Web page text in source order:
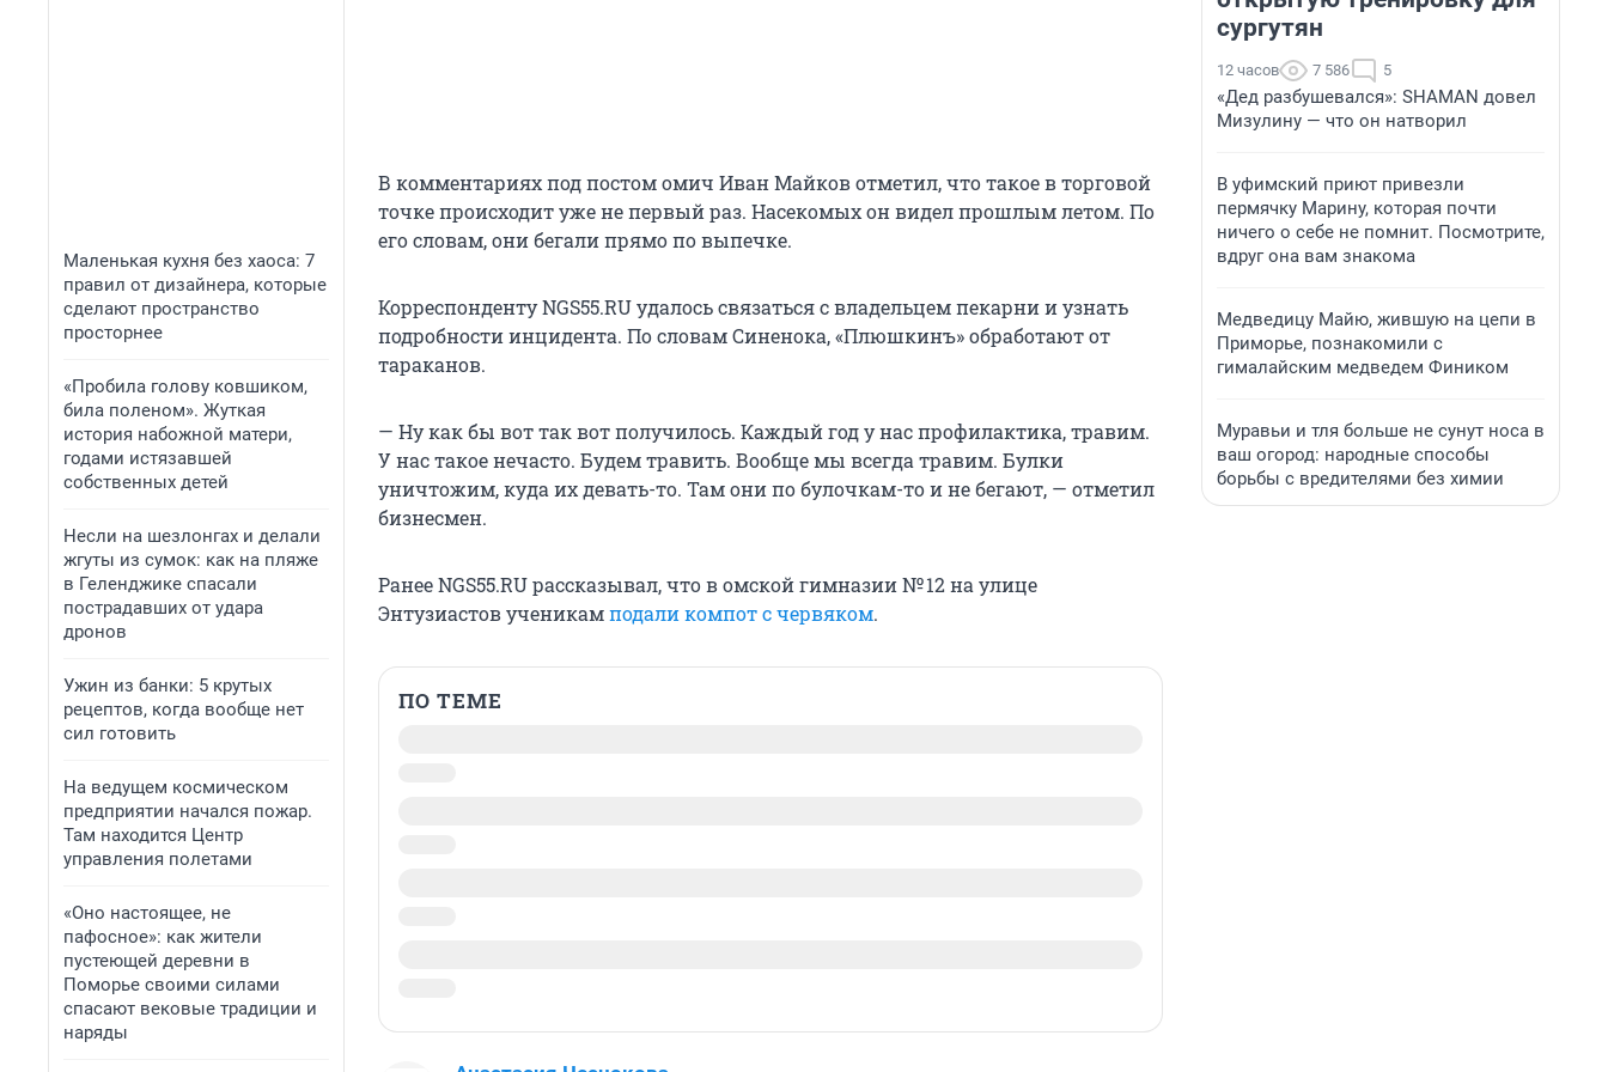
Маленькая кухня без хаоса: 7
правил от дизайнера, которые
сделают пространство
просторнее
«Пробила голову ковшиком,
била поленом». Жуткая
история набожной матери,
годами истязавшей
собственных детей
Несли на шезлонгах и делали
жгуты из сумок: как на пляже
в Геленджике спасали
пострадавших от удара
дронов
Ужин из банки: 5 крутых
рецептов, когда вообще нет
сил готовить
На ведущем космическом
предприятии начался пожар.
Там находится Центр
управления полетами
«Оно настоящее, не
пафосное»: как жители
пустеющей деревни в
Поморье своими силами
спасают вековые традиции и
наряды
В комментариях под постом омич Иван Майков отметил, что такое в торговой
точке происходит уже не первый раз. Насекомых он видел прошлым летом. По
его словам, они бегали прямо по выпечке.
Корреспонденту NGS55.RU удалось связаться с владельцем пекарни и узнать
подробности инцидента. По словам Синенока, «Плюшкинъ» обработают от
тараканов.
— Ну как бы вот так вот получилось. Каждый год у нас профилактика, травим.
У нас такое нечасто. Будем травить. Вообще мы всегда травим. Булки
уничтожим, куда их девать-то. Там они по булочкам-то и не бегают, — отметил
бизнесмен.
Ранее NGS55.RU рассказывал, что в омской гимназии № 12 на улице
Энтузиастов ученикамподали компот с червяком.
ПО ТЕМЕ
сургутян
12 часов 7 586 5
«Дед разбушевался»: SHAMAN довел
Мизулину — что он натворил
В уфимский приют привезли
пермячку Марину, которая почти
ничего о себе не помнит. Посмотрите,
вдруг она вам знакома
Медведицу Майю, жившую на цепи в
Приморье, познакомили с
гималайским медведем Фиником
Муравьи и тля больше не сунут носа в
ваш огород: народные способы
борьбы с вредителями без химии